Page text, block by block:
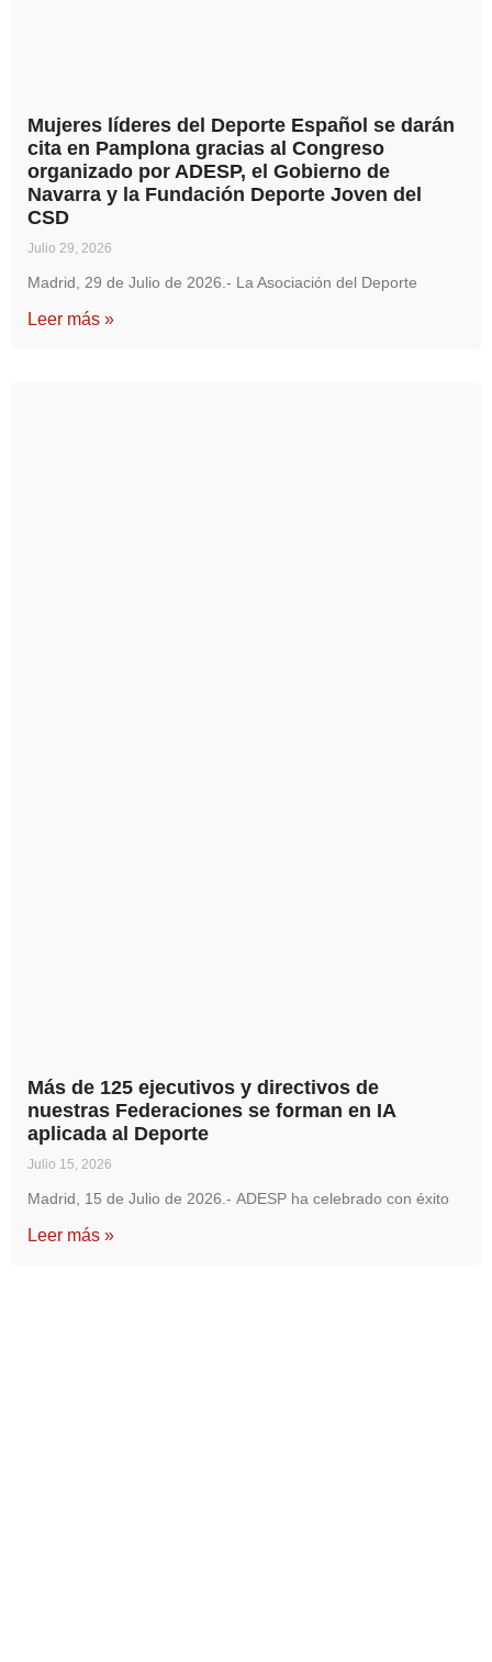
Mujeres líderes del Deporte Español se darán
cita en Pamplona gracias al Congreso
organizado por ADESP, el Gobierno de
Navarra y la Fundación Deporte Joven del
CSD
Julio 29, 2026
Madrid, 29 de Julio de 2026.- La Asociación del Deporte
Leer más »
Más de 125 ejecutivos y directivos de
nuestras Federaciones se forman en IA
aplicada al Deporte
Julio 15, 2026
Madrid, 15 de Julio de 2026.- ADESP ha celebrado con éxito
Leer más »